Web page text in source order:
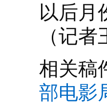
以后月
（记
相关稿
部电影